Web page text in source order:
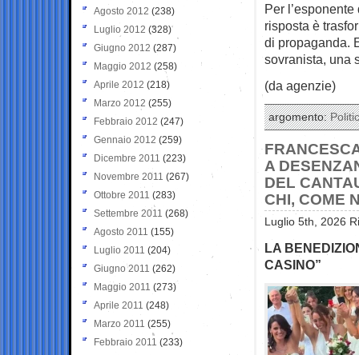
Per
risposta è
di propaganda.
sovranista, una
(da agenzie)
argomento:
A
DEL
CHI, COME
Luglio 5th, 2026
LA
CASINO”
Agosto 2012 (238)
Luglio 2012 (328)
Giugno 2012 (287)
Maggio 2012 (258)
Aprile 2012 (218)
Marzo 2012 (255)
Febbraio 2012 (247)
Gennaio 2012 (259)
Dicembre 2011 (223)
Novembre 2011 (267)
Ottobre 2011 (283)
Settembre 2011 (268)
Agosto 2011 (155)
Luglio 2011 (204)
Giugno 2011 (262)
Maggio 2011 (273)
Aprile 2011 (248)
Marzo 2011 (255)
Febbraio 2011 (233)